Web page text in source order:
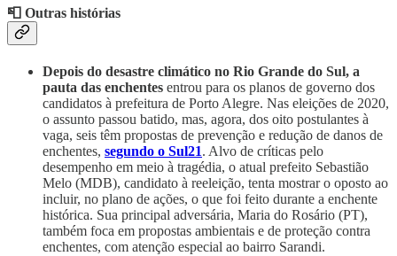
📮 Outras histórias
Depois do desastre climático no Rio Grande do Sul, a
pauta das enchentes entrou para os planos de governo dos
candidatos à prefeitura de Porto Alegre. Nas eleições de 2020,
o assunto passou batido, mas, agora, dos oito postulantes à
vaga, seis têm propostas de prevenção e redução de danos de
enchentes, segundo o Sul21. Alvo de críticas pelo
desempenho em meio à tragédia, o atual prefeito Sebastião
Melo (MDB), candidato à reeleição, tenta mostrar o oposto ao
incluir, no plano de ações, o que foi feito durante a enchente
histórica. Sua principal adversária, Maria do Rosário (PT),
também foca em propostas ambientais e de proteção contra
enchentes, com atenção especial ao bairro Sarandi.